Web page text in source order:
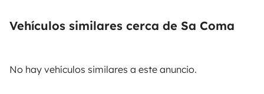
Vehículos similares cerca de Sa Coma
No hay vehículos similares a este anuncio.